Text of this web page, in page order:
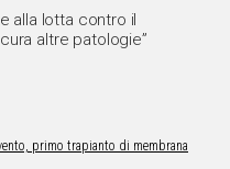
alla lotta contro il
altre patologie”